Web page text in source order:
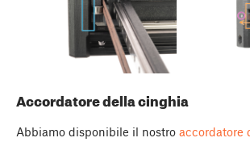
Accordatore della cinghia
Abbiamo disponibile il nostro accordatore